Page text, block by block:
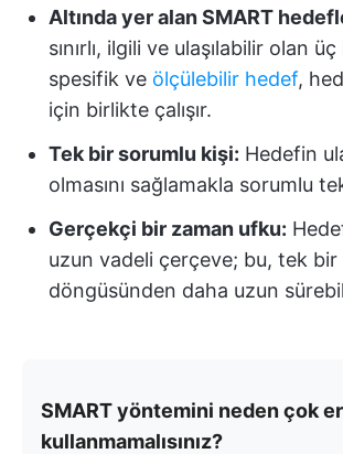
Altında yer alan SMART
sınırlı, ilgili ve ulaşılabilir olan
spesifik ve ölçülebilir hedef,
için birlikte çalışır.
Tek bir sorumlu kişi: Hedefin
olmasını sağlamakla sorumlu
Gerçekçi bir zaman ufku:
uzun vadeli çerçeve; bu, tek bir
döngüsünden daha uzun
SMART yöntemini neden çok
kullanmamalısınız?